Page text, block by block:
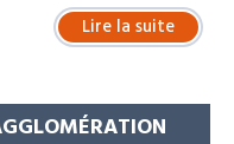
Lire la suite